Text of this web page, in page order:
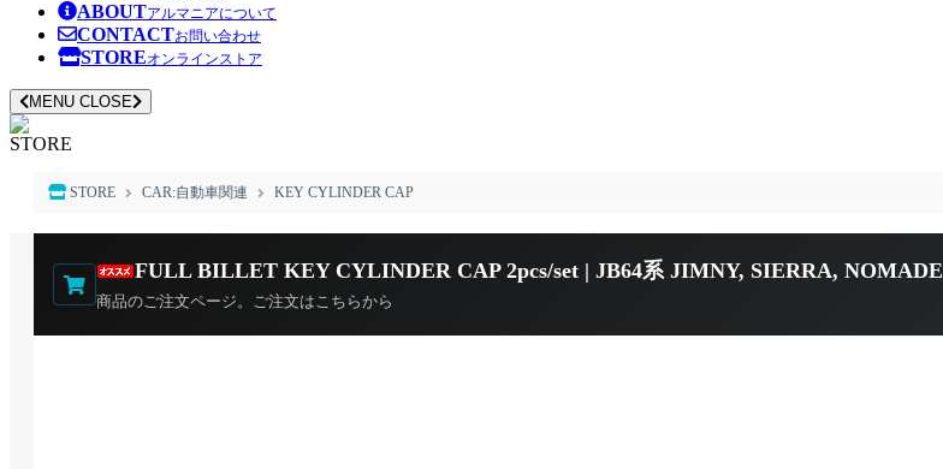
ABOUTアルマニアについて
CONTACTお問い合わせ
STOREオンラインストア
MENU CLOSE
STORE
STORE CAR:自動車関連 KEY CYLINDER CAP
FULL BILLET KEY CYLINDER CAP 2pcs/set | JB64系 JIMNY, SIERRA, NOMADE
商品のご注文ページ。ご注文はこちらから